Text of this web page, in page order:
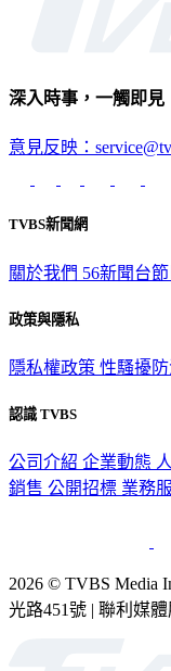
深入時事，一觸即見
意見反映：
TVBS新聞網
關於我們 56新聞台
政策與隱私
隱私權政策 性騷擾
認識 TVBS
公司介紹 企業動態
銷售 公開招標 業務
2026 © TVBS Media
光路451號 | 聯利媒